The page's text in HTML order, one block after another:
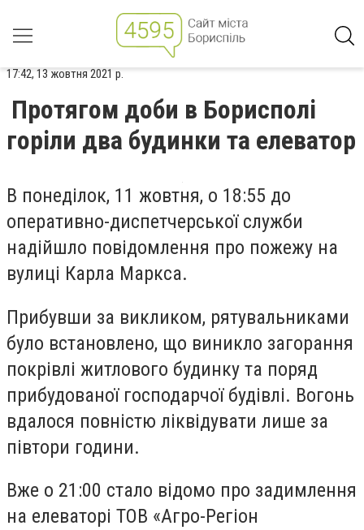
17:42, 13 жовтня 2021 р.
Протягом доби в Борисполі
горіли два будинки та елеватор
В понеділок, 11 жовтня, о 18:55 до
оперативно-диспетчерської служби
надійшло повідомлення про пожежу на
вулиці Карла Маркса.
Прибувши за викликом, рятувальниками
було встановлено, що виникло загорання
покрівлі житлового будинку та поряд
прибудованої господарчої будівлі. Вогонь
вдалося повністю ліквідувати лише за
півтори години.
Вже о 21:00 стало відомо про задимлення
на елеваторі ТОВ «Агро-Регіон